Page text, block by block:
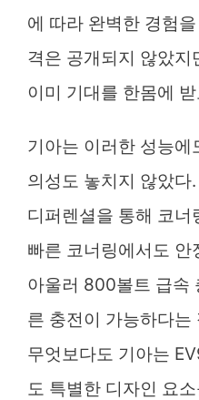
에 따라 완벽한 경험
격은 공개되지 않았지
이미 기대를 한몸에
기아는 이러한 성능에
의성도 놓치지 않았다
디퍼렌셜을 통해 코너
빠른 코너링에서도
아울러 800볼트 급속
른 충전이 가능하다는
무엇보다도 기아는
도 특별한 디자인 요